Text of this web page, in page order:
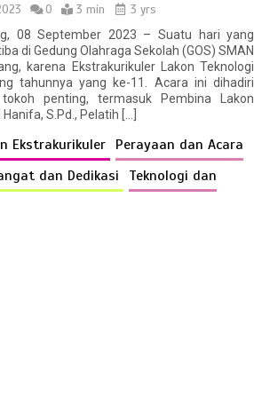
0 3 min
3 yrs
08 September 2023 – Suatu hari yang
di Gedung Olahraga Sekolah (GOS) SMAN
karena Ekstrakurikuler Lakon Teknologi
tahunnya yang ke-11. Acara ini dihadiri
penting, termasuk Pembina Lakon
S.Pd., Pelatih […]
Ekstrakurikuler Perayaan dan Acara
dan Dedikasi
Teknologi dan